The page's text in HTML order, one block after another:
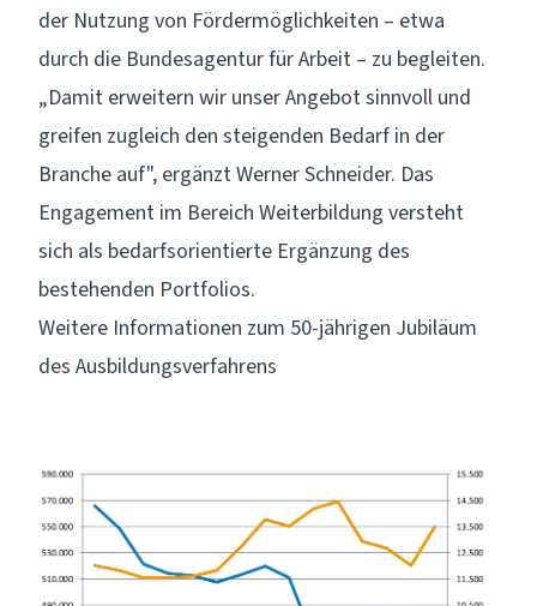
der Nutzung von Fördermöglichkeiten – etwa
durch die Bundesagentur für Arbeit – zu begleiten.
„Damit erweitern wir unser Angebot sinnvoll und
greifen zugleich den steigenden Bedarf in der
Branche auf", ergänzt Werner Schneider. Das
Engagement im Bereich Weiterbildung versteht
sich als bedarfsorientierte Ergänzung des
bestehenden Portfolios.
Weitere Informationen zum 50-jährigen Jubiläum
des Ausbildungsverfahrens